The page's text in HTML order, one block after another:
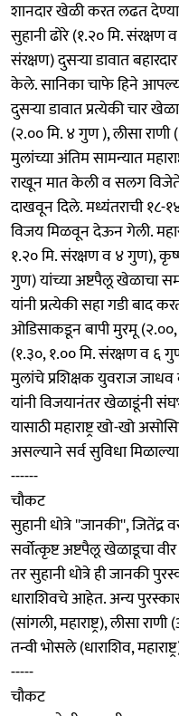
शानदार खेळी करत लढत
सुहानी ढोरे (१.२० मि. संरक्षण
संरक्षण) दुसऱ्या डावात
केले. सानिका चाफे हिने
दुसऱ्या डावात प्रत्येकी चार
(२.०० मि. ४ गुण ), लीसा
मुलांच्या अंतिम सामन्यात
राखून मात केली व सलग
दाखवून दिले. मध्यंतराची १८-१४
विजय मिळवून देऊन गेली.
१.२० मि. संरक्षण व ४ गुण),
गुण) यांच्या अष्टपैलू खेळाचा
यांनी प्रत्येकी सहा गडी बाद
ओडिसाकडून बापी मुरमू (२.००,
(१.३०, १.०० मि. संरक्षण व ६
मुलांचे प्रशिक्षक युवराज
यांनी विजयानंतर खेळाडूंनी
यासाठी महाराष्ट्र खो-खो
असल्याने सर्व सुविधा
------
चौकट
सुहानी धोत्रे ''जानकी'',
सर्वोत्कृष्ट अष्टपैलू खेळाडूचा
तर सुहानी धोत्रे ही जानकी
धाराशिवचे आहेत. अन्य
(सांगली, महाराष्ट्र), लीसा
तन्वी भोसले (धाराशिव,
-----
चौकट